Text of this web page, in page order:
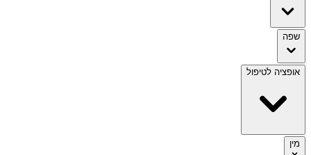
שפה
אופציה לטיפול
מין